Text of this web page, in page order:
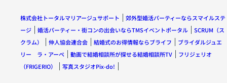
株式会社トータルマリアージュサポート
郊外型婚活パーティーならスマイルステ
ージ
婚活パーティー・街コンの出会いならTMSイベントポータル
SCRUM（ス
クラム）
仲人協会連合会 結婚式のお得情報ならブライフ
ブライダルジュエ
リー ラ・アーペ
動画で結婚相談所が探せる結婚相談所TV
フリジェリオ
（FRIGERIO）
写真スタジオPix-do!